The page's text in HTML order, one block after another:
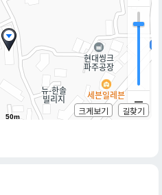
50m
크게보기 길찾기